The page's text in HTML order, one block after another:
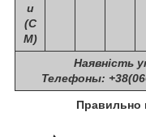
и
(С
М)
Наявність
Телефоны:
Правильно